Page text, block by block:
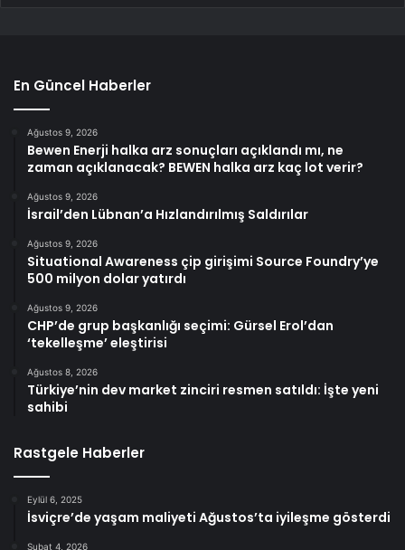
En Güncel Haberler
Ağustos 9, 2026
Bewen Enerji halka arz sonuçları açıklandı mı, ne
zaman açıklanacak? BEWEN halka arz kaç lot verir?
Ağustos 9, 2026
İsrail’den Lübnan’a Hızlandırılmış Saldırılar
Ağustos 9, 2026
Situational Awareness çip girişimi Source Foundry’ye
500 milyon dolar yatırdı
Ağustos 9, 2026
CHP’de grup başkanlığı seçimi: Gürsel Erol’dan
‘tekelleşme’ eleştirisi
Ağustos 8, 2026
Türkiye’nin dev market zinciri resmen satıldı: İşte yeni
sahibi
Rastgele Haberler
Eylül 6, 2025
İsviçre’de yaşam maliyeti Ağustos’ta iyileşme gösterdi
Şubat 4, 2026